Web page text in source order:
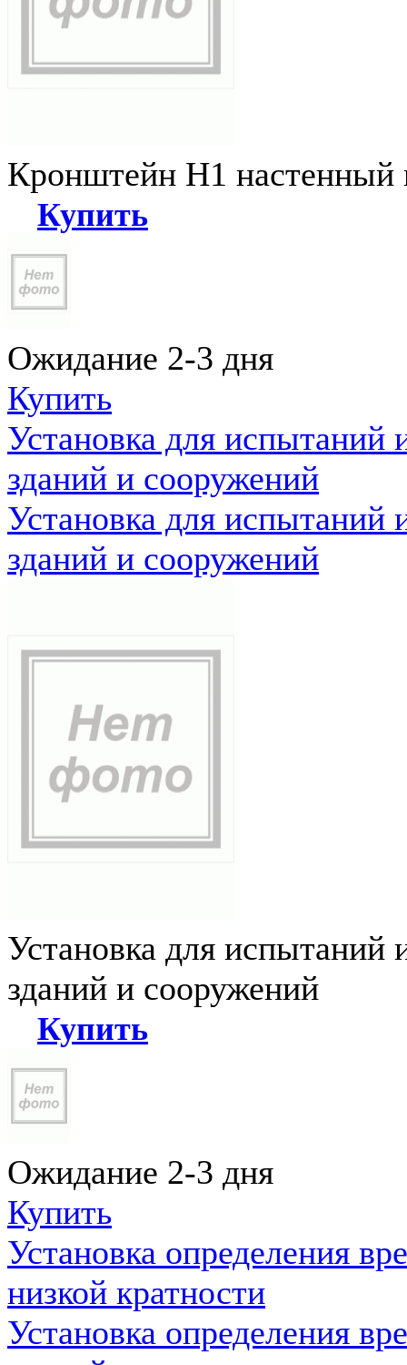
Кронштейн Н1
Купить
Ожидание 2-3 дня
Купить
Установка для испытаний
зданий и сооружений
Установка для испытаний
зданий и сооружений
Установка для испытаний
зданий и сооружений
Купить
Ожидание 2-3 дня
Купить
Установка определения
низкой кратности
Установка определения